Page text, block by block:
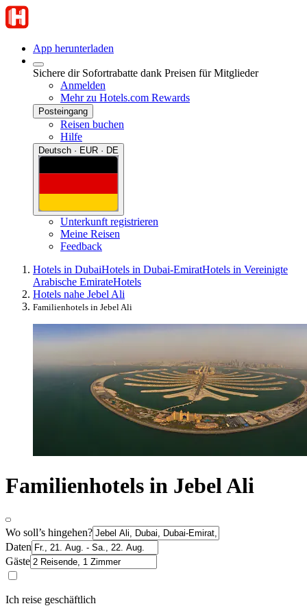
App herunterladen
Sichere dir Sofortrabatte dank Preisen für Mitglieder
Anmelden
Mehr zu Hotels.com Rewards
Posteingang
Reisen buchen
Hilfe
Deutsch · EUR · DE
Unterkunft registrieren
Meine Reisen
Feedback
Hotels in DubaiHotels in Dubai-EmiratHotels in Vereinigte
Arabische EmirateHotels
Hotels nahe Jebel Ali
Familienhotels in Jebel Ali
Familienhotels in Jebel Ali
Wo soll’s hingehen?
Daten
Gäste
Ich reise geschäftlich